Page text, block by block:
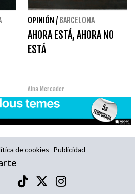
OPINIÓN / BARCELONA
AHORA ESTÁ, AHORA NO
ESTÁ
Aina Mercader
de cookies Publicidad